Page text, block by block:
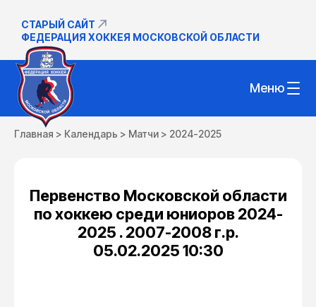
СТАРЫЙ САЙТ
ФЕДЕРАЦИЯ ХОККЕЯ МОСКОВСКОЙ ОБЛАСТИ
Меню
Главная > Календарь > Матчи > 2024-2025
Первенство Московской области
по хоккею среди юниоров 2024-
2025 . 2007-2008 г.р.
05.02.2025 10:30